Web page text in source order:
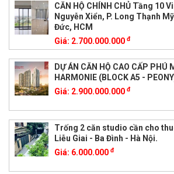
CĂN HỘ CHÍNH CHỦ Tầng 10
Nguyễn Xiển, P. Long Thạnh
Đức, HCM
Giá: 2.700.000.000 đ
DỰ ÁN CĂN HỘ CAO CẤP PHÚ
HARMONIE (BLOCK A5 -
Giá: 2.900.000.000 đ
Trống 2 căn studio cần cho
Liễu Giai - Ba Đình - Hà Nội.
Giá: 6.000.000 đ